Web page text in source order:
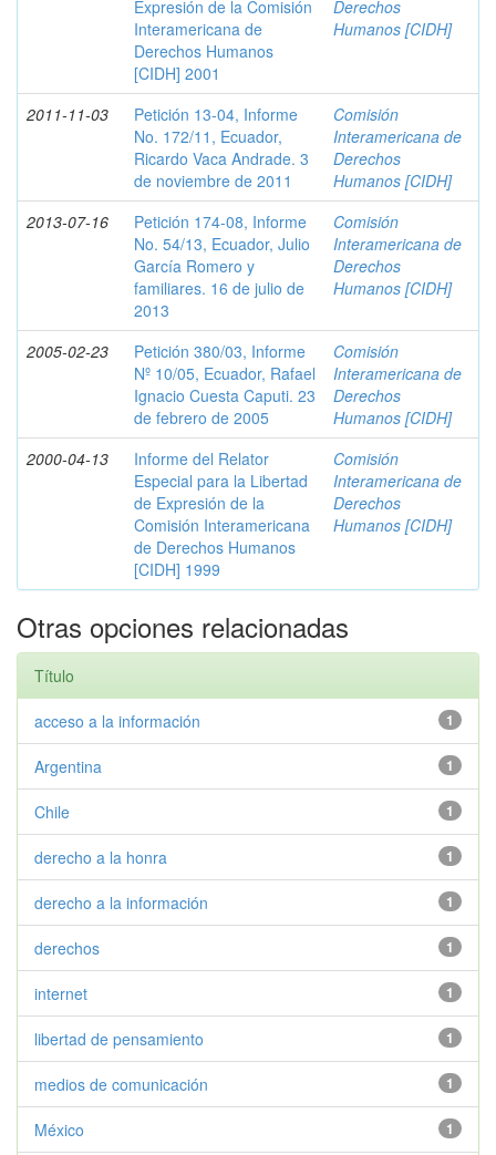
Expresión de la Comisión
Interamericana de
Derechos Humanos
[CIDH] 2001
Derechos
Humanos [CIDH]
2011-11-03
Petición 13-04, Informe
No. 172/11, Ecuador,
Ricardo Vaca Andrade. 3
de noviembre de 2011
Comisión
Interamericana de
Derechos
Humanos [CIDH]
2013-07-16
Petición 174-08, Informe
No. 54/13, Ecuador, Julio
García Romero y
familiares. 16 de julio de
2013
Comisión
Interamericana de
Derechos
Humanos [CIDH]
2005-02-23
Petición 380/03, Informe
Nº 10/05, Ecuador, Rafael
Ignacio Cuesta Caputi. 23
de febrero de 2005
Comisión
Interamericana de
Derechos
Humanos [CIDH]
2000-04-13
Informe del Relator
Especial para la Libertad
de Expresión de la
Comisión Interamericana
de Derechos Humanos
[CIDH] 1999
Comisión
Interamericana de
Derechos
Humanos [CIDH]
Otras opciones relacionadas
Título
1
acceso a la información
1
Argentina
1
Chile
1
derecho a la honra
1
derecho a la información
1
derechos
1
internet
1
libertad de pensamiento
1
medios de comunicación
1
México